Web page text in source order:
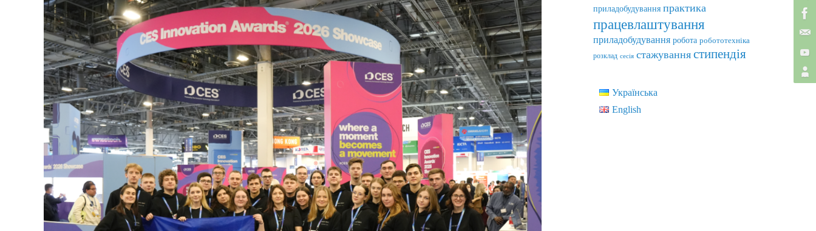
приладобудування практика
працевлаштування
приладобудування робота робототехніка
розклад сесія стажування стипендія
Українська
English